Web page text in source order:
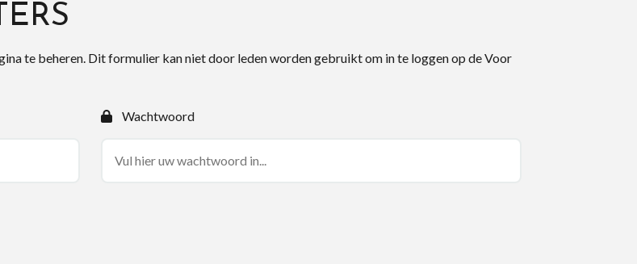
te beheren. Dit formulier kan niet door leden worden gebruikt om in te loggen op de Voor
Wachtwoord